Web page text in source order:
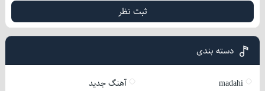
ثبت نظر
دسته بندی
madahi
آهنگ جدید